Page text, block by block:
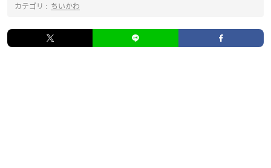
カテゴリ : ちいかわ